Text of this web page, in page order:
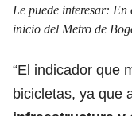
Le puede interesar: En
inicio del Metro de
“El indicador que
bicicletas, ya que